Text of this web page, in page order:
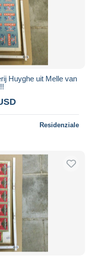
Huyghe uit Melle van
Residenziale